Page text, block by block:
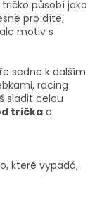
působí jako
pro dítě,
motiv s
sedne k dalším
racing
sladit celou
trička a
které vypadá,